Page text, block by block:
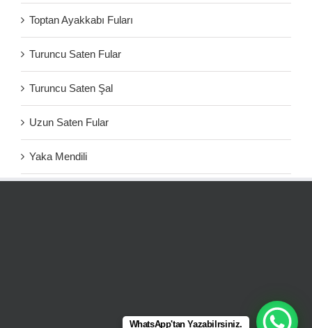
Toptan Ayakkabı Fuları
Turuncu Saten Fular
Turuncu Saten Şal
Uzun Saten Fular
Yaka Mendili
WhatsApp'tan Yazabilrsiniz.